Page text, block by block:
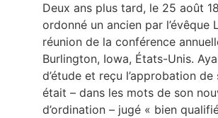
Deux ans plus tard, le 25 août
ordonné un ancien par l’évêque
réunion de la conférence
Burlington, Iowa, États-Unis.
d’étude et reçu l’approbation
était – dans les mots de son
d’ordination – jugé « bien